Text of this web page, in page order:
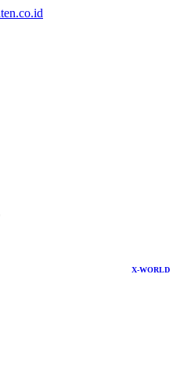
X-WORLD